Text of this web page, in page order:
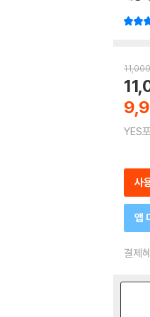
11,000
YES
사
앱
결제